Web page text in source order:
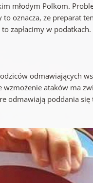
młodym Polkom.
oznacza, ze preparat
zapłacimy w podatkach.
odmawiających
ataków ma
odmawiają poddania